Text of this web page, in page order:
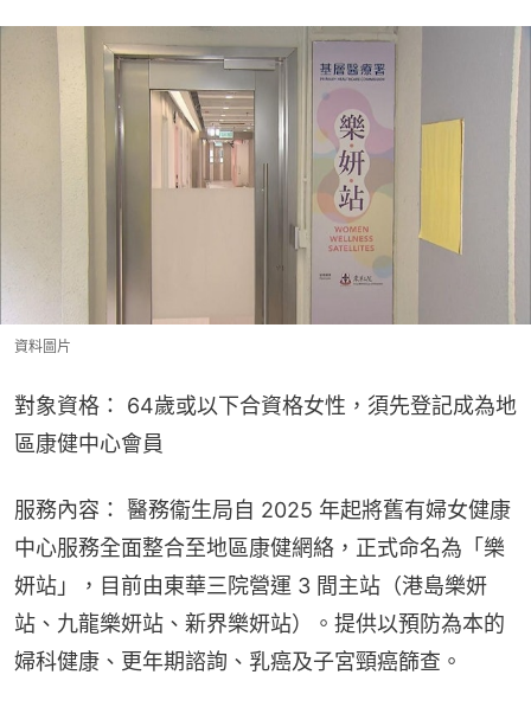
資料圖片
對象資格： 64歲或以下合資格女性，須先登記成為地
區康健中心會員
服務內容： 醫務衞生局自 2025 年起將舊有婦女健康
中心服務全面整合至地區康健網絡，正式命名為「樂
妍站」，目前由東華三院營運 3 間主站（港島樂妍
站、九龍樂妍站、新界樂妍站）。提供以預防為本的
婦科健康、更年期諮詢、乳癌及子宮頸癌篩查。